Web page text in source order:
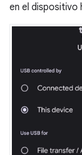
en el dispositivo